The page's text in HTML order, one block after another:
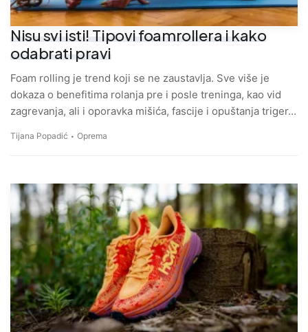
Nisu svi isti! Tipovi foamrollera i kako
odabrati pravi
Foam rolling je trend koji se ne zaustavlja. Sve više je
dokaza o benefitima rolanja pre i posle treninga, kao vid
zagrevanja, ali i oporavka mišića, fascije i opuštanja triger…
Tijana Popadić Oprema